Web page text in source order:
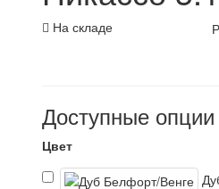
На складе
Доступные опции
Цвет